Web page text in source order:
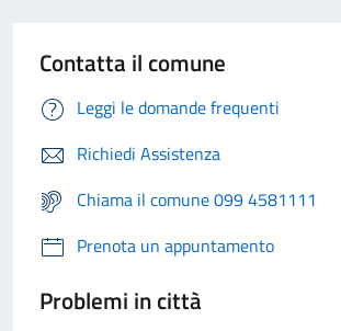
Contatta il comune
Leggi le domande frequenti
Richiedi Assistenza
Chiama il comune 099 4581111
Prenota un appuntamento
Problemi in città